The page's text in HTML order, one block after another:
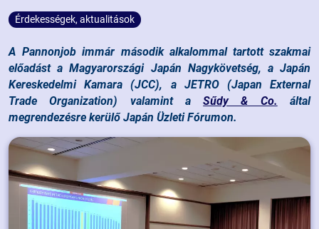
Érdekességek, aktualitások
A Pannonjob immár második alkalommal tartott szakmai
előadást a Magyarországi Japán Nagykövetség, a Japán
Kereskedelmi Kamara (JCC), a JETRO (Japan External
Trade Organization) valamint aSűdy & Co. által
megrendezésre kerülő Japán Üzleti Fórumon.